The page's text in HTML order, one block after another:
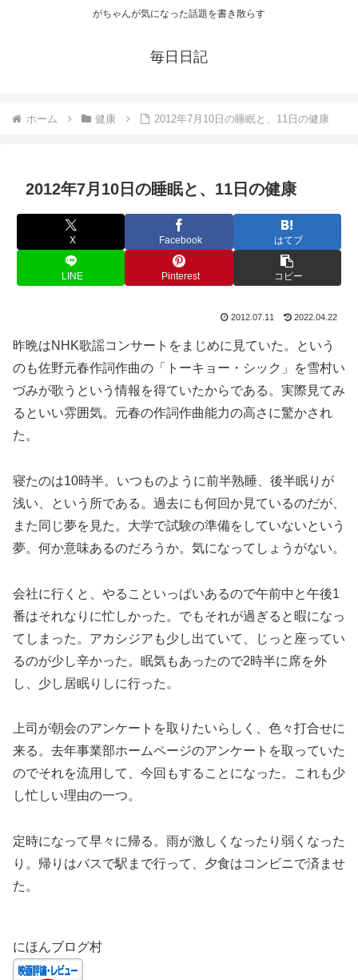
がちゃんが気になった話題を書き散らす
毎日日記
ホーム 健康 2012年7月10日の睡眠と、11日の健康
2012年7月10日の睡眠と、11日の健康
X Facebook はてブ
LINE Pinterest コピー
2012.07.11 2022.04.22
昨晩はNHK歌謡コンサートをまじめに見ていた。という
のも佐野元春作詞作曲の「トーキョー・シック」を雪村い
づみが歌うという情報を得ていたからである。実際見てみ
るといい雰囲気。元春の作詞作曲能力の高さに驚かされ
た。
寝たのは10時半。いつものように前半熟睡、後半眠りが
浅い、という所である。過去にも何回か見ているのだが、
また同じ夢を見た。大学で試験の準備をしていないという
夢。何か意味あるのだろうか。気になってしょうがない。
会社に行くと、やることいっぱいあるので午前中と午後1
番はそれなりに忙しかった。でもそれが過ぎると暇になっ
てしまった。アカシジアも少し出ていて、じっと座ってい
るのが少し辛かった。眠気もあったので2時半に席を外
し、少し居眠りしに行った。
上司が朝会のアンケートを取りたいらしく、色々打合せに
来る。去年事業部ホームページのアンケートを取っていた
のでそれを流用して、今回もすることになった。これも少
し忙しい理由の一つ。
定時になって早々に帰る。雨が激しくなったり弱くなった
り。帰りはバスで駅まで行って、夕食はコンビニで済ませ
た。
にほんブログ村